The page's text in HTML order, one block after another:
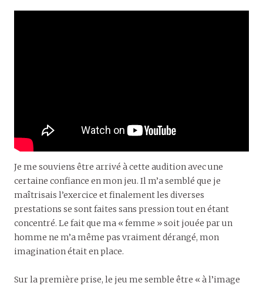
Je me souviens être arrivé à cette audition avec une
certaine confiance en mon jeu. Il m’a semblé que je
maîtrisais l’exercice et finalement les diverses
prestations se sont faites sans pression tout en étant
concentré. Le fait que ma « femme » soit jouée par un
homme ne m’a même pas vraiment dérangé, mon
imagination était en place.
Sur la première prise, le jeu me semble être « à l’image